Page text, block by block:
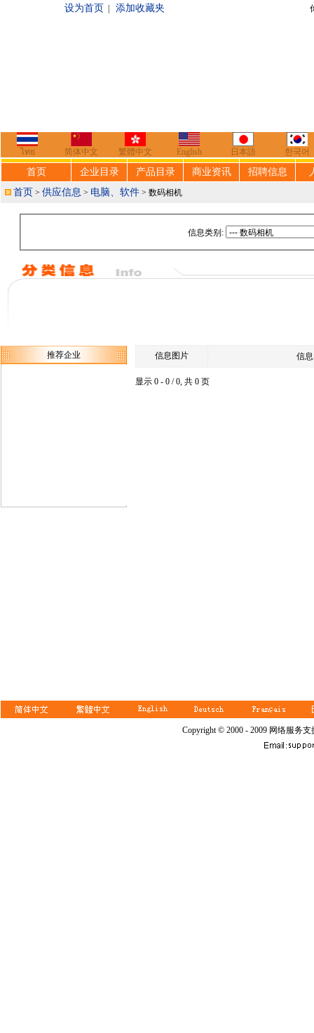
设为首页 添加收藏夹 你好，欢迎来到
ไทย 简体中文 繁體中文 English 日本語 한국어
首页 企业目录 产品目录 商业资讯 招聘信息
首页 > 供应信息 > 电脑、软件 > 数码相机
信息类别:
推荐企业 信息图片 信
显示 0 - 0 / 0, 共 0 页
Copyright © 2000 - 2009 网络服务